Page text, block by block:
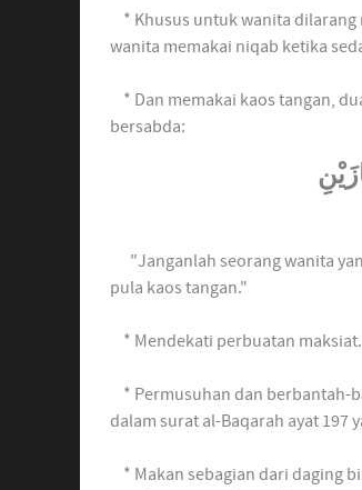
* Khusus untuk wanita dilarang
wanita memakai niqab ketika
* Dan memakai kaos tangan,
bersabda:
"Janganlah seorang wanita
pula kaos tangan."
* Mendekati perbuatan maksiat.
* Permusuhan dan berbantah-
dalam surat al-Baqarah ayat 197
* Makan sebagian dari daging